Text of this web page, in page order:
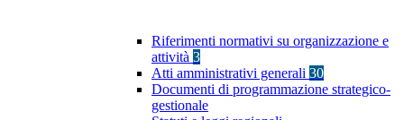
Riferimenti normativi su organizzazione e
attività 3
Atti amministrativi generali 30
Documenti di programmazione strategico-
gestionale